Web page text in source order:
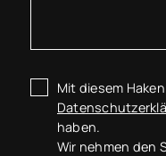
Mit diesem
haben.
Wir nehmen den